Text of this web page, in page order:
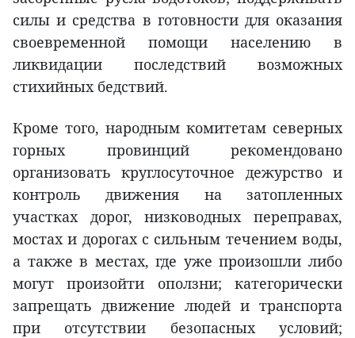
силы и средства в готовности для оказания
своевременной помощи населению в
ликвидации последствий возможных
стихийных бедствий.
Кроме того, народным комитетам северных
горных провинций рекомендовано
организовать круглосуточное дежурство и
контроль движения на затопленных
участках дорог, низководных переправах,
мостах и дорогах с сильным течением воды,
а также в местах, где уже произошли либо
могут произойти оползни; категорически
запрещать движение людей и транспорта
при отсутствии безопасных условий;